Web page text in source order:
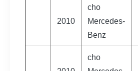
2010
cho
Mercedes-
Benz
cho